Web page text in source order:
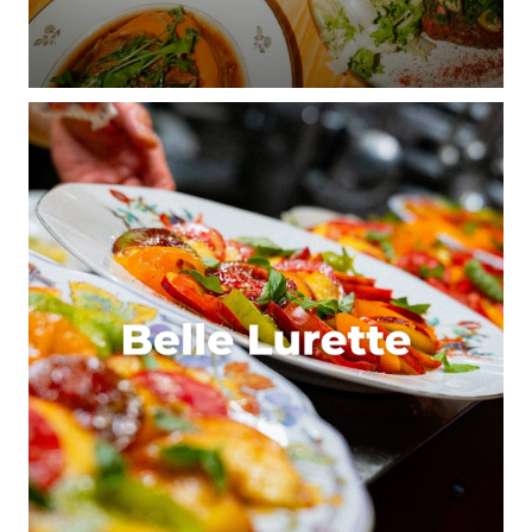
son métro !) en bas de chez soi ou de son boulot.
Bref, à chaque fois que je vois quelqu’un sur sa
trottinette, une petite voix en moi ne peux
s’empêcher de dire : « quel flemmard celui-là ! » ^^’
Répondre
Sauf que ce flemmard va 2h par jour a la salle,
par choix responsable, sans se faire influencer
par la simple vue d’un objet.
Robin Charles
30 avril 2019 à 22 h 40 min
Répondre
Je ne suis pas sûre de voir le rapport ?
Pourquoi ne pas simplement utiliser une
Charlotte Vole
2 mai 2019 à 17 h 53 min